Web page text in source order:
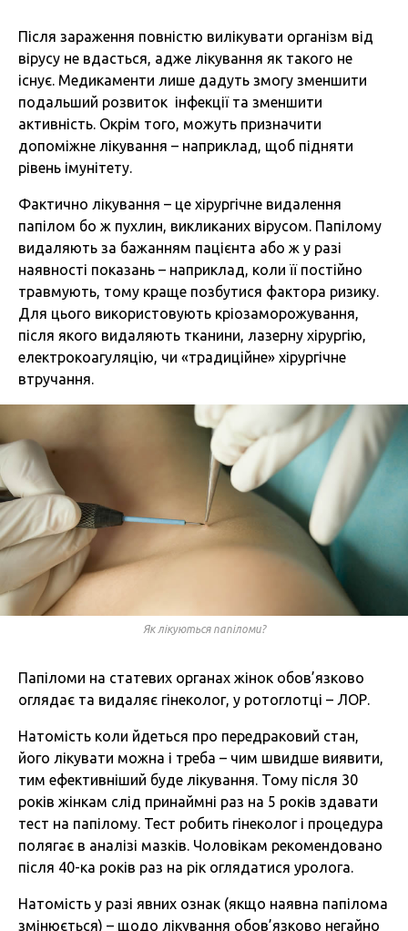
Після зараження повністю вилікувати організм від
вірусу не вдасться, адже лікування як такого не
існує. Медикаменти лише дадуть змогу зменшити
подальший розвиток інфекції та зменшити
активність. Окрім того, можуть призначити
допоміжне лікування – наприклад, щоб підняти
рівень імунітету.
Фактично лікування – це хірургічне видалення
папілом бо ж пухлин, викликаних вірусом. Папілому
видаляють за бажанням пацієнта або ж у разі
наявності показань – наприклад, коли її постійно
травмують, тому краще позбутися фактора ризику.
Для цього використовують кріозаморожування,
після якого видаляють тканини, лазерну хірургію,
електрокоагуляцію, чи «традиційне» хірургічне
втручання.
Як лікуються папіломи?
Папіломи на статевих органах жінок обов’язково
оглядає та видаляє гінеколог, у ротоглотці – ЛОР.
Натомість коли йдеться про передраковий стан,
його лікувати можна і треба – чим швидше виявити,
тим ефективніший буде лікування. Тому після 30
років жінкам слід принаймні раз на 5 років здавати
тест на папілому. Тест робить гінеколог і процедура
полягає в аналізі мазків. Чоловікам рекомендовано
після 40-ка років раз на рік оглядатися уролога.
Натомість у разі явних ознак (якщо наявна папілома
змінюється) – щодо лікування обов’язково негайно